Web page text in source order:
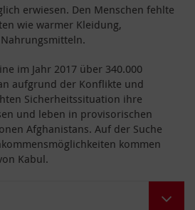
erwiesen. Den Menschen fehlte
wie warmer Kleidung,
im Jahr 2017 über 340.000
aufgrund der Konflikte und
Sicherheitssituation ihre
und leben in provisorischen
Afghanistans. Auf der Suche
kommen
Kabul.